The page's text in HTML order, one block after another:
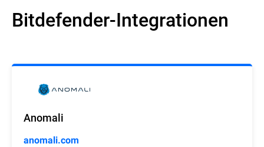
Bitdefender-Integrationen
Anomali
anomali.com